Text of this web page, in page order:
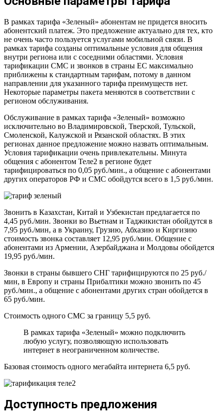
В рамках тарифа «Зеленый» абонентам не придется вносить
абонентский платеж. Это предложение актуально для тех, кто
не очень часто пользуется услугами мобильной связи. В
рамках тарифа созданы оптимальные условия для общения
внутри региона или с соседними областями. Условия
тарификации СМС и звонков в страны ЕС максимально
приближены к стандартным тарифам, потому в данном
направлении для указанного тарифа преимуществ нет.
Некоторые параметры пакета меняются в соответствии с
регионом обслуживания.
Обслуживание в рамках тарифа «Зеленый» возможно
исключительно во Владимировской, Тверской, Тульской,
Смоленской, Калужской и Рязанской областях. В этих
регионах данное предложение можно назвать оптимальным.
Условия тарификации очень привлекательны. Минута
общения с абонентом Теле2 в регионе будет
тарифицироваться по 0,05 руб./мин., а общение с абонентами
других операторов РФ и СМС обойдутся всего в 1,5 руб./мин.
Звонить в Казахстан, Китай и Узбекистан предлагается по
4,45 руб./мин. Звонки во Вьетнам и Таджикистан обойдутся в
7,95 руб./мин, а в Украину, Грузию, Абхазию и Киргизию
стоимость звонка составляет 12,95 руб./мин. Общение с
абонентами из Армении, Азербайджана и Молдовы обойдется
19,95 руб./мин.
Звонки в страны бывшего СНГ тарифицируются по 25 руб./
мин, в Европу и страны Прибалтики можно звонить по 45
руб./мин., а общение с абонентами других стран обойдется в
65 руб./мин.
Стоимость одного СМС за границу 5,5 руб.
В рамках тарифа «Зеленый» можно подключить
любую услугу, позволяющую использовать
интернет в неограниченном количестве.
Базовая стоимость одного мегабайта интернета 6,5 руб.
Доступность предложения